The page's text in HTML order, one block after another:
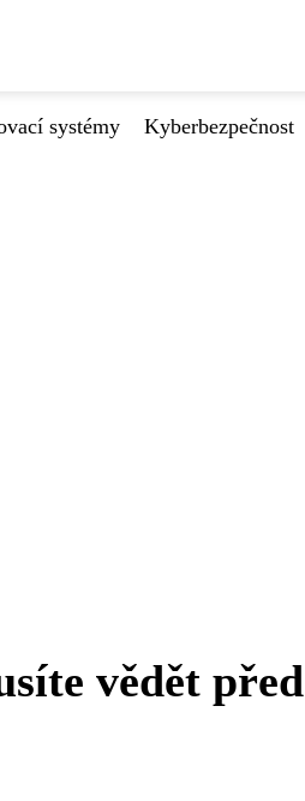
systémy Kyberbezpečnost
vědět před